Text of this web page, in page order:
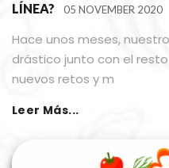
LÍNEA?
05 NOVEMBER 2020
Hace unos meses,
drástico junto con el
nuevos retos y m
Leer Más...